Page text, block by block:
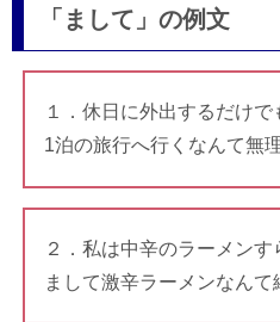
「まして」の例文
１．休日に外出するだけ
1泊の旅行へ行くなんて無理
２．私は中辛のラーメンす
まして激辛ラーメンなんて